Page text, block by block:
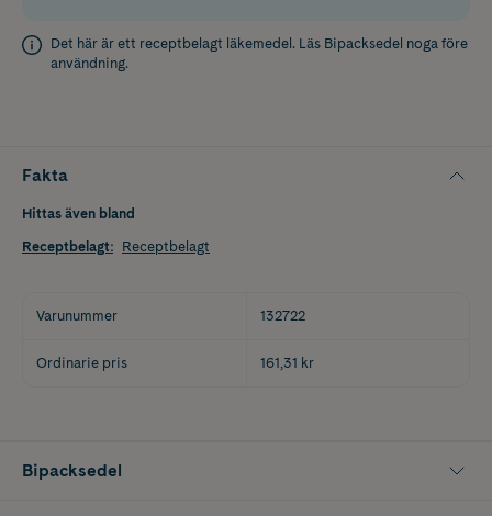
Det här är ett receptbelagt läkemedel. Läs Bipacksedel noga före
användning.
Fakta
Hittas även bland
Receptbelagt: Receptbelagt
Varunummer 132722
Ordinarie pris 161,31 kr
Bipacksedel